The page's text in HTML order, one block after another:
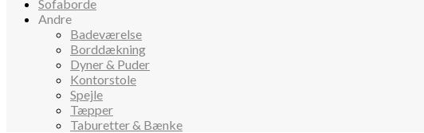
Sofaborde
Andre
Badeværelse
Borddækning
Dyner & Puder
Kontorstole
Spejle
Tæpper
Taburetter & Bænke